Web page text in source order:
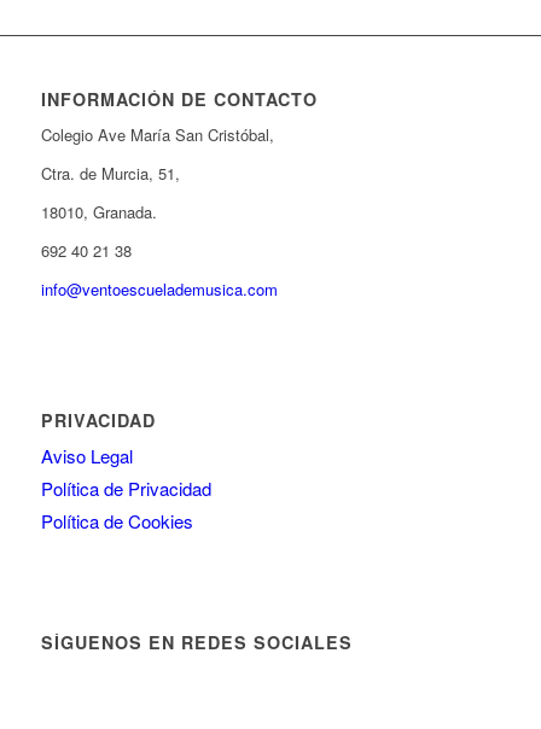
INFORMACIÓN DE CONTACTO
Colegio Ave María San Cristóbal,
Ctra. de Murcia, 51,
18010, Granada.
692 40 21 38
info@ventoescuelademusica.com
PRIVACIDAD
Aviso Legal
Política de Privacidad
Política de Cookies
SÍGUENOS EN REDES SOCIALES